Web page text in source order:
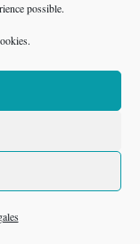
possible.
2018